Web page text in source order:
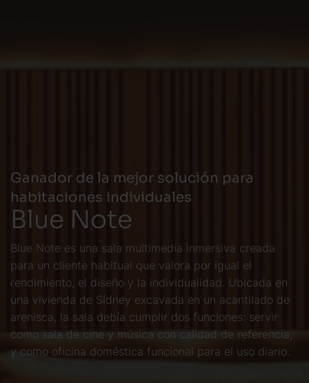
Ganador de la mejor solución para
habitaciones individuales
Blue Note
Blue Note es una sala multimedia inmersiva creada
para un cliente habitual que valora por igual el
rendimiento, el diseño y la individualidad. Ubicada en
una vivienda de Sídney excavada en un acantilado de
arenisca, la sala debía cumplir dos funciones: servir
como sala de cine y música con calidad de referencia,
y como oficina doméstica funcional para el uso diario.